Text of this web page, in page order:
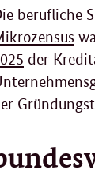
berufliche
der